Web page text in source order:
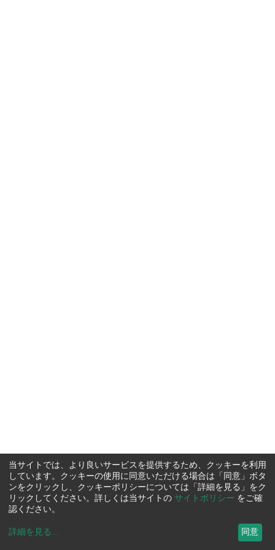
当サイトでは、より良いサービスを提供するため、クッキーを利用
しています。クッキーの使用に同意いただける場合は「同意」ボタ
ンをクリックし、クッキーポリシーについては「詳細を見る」をク
リックしてください。詳しくは当サイトの サイトポリシー をご確
認ください。
詳細を見る ... 同意